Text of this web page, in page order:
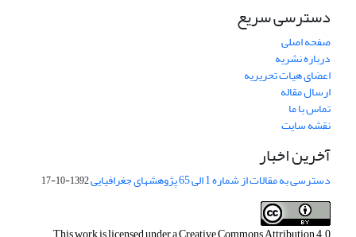
دسترسی سریع
صفحه اصلی
درباره نشریه
اعضای هیات تحریریه
ارسال مقاله
تماس با ما
نقشه سایت
آخرین اخبار
دسترسی به مقالات از شماره 1 الی 65 پژوهشهای جغرافیایی 1392-10-17